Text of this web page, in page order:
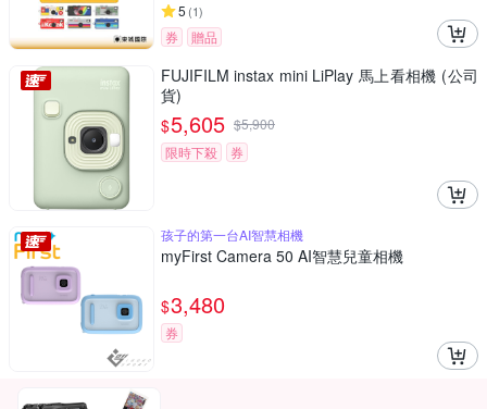
5 (1)
券 贈品
FUJIFILM instax mini LiPlay 馬上看相機 (公司
貨)
$5,605 $5,900
限時下殺
券
孩子的第一台AI智慧相機
myFirst Camera 50 AI智慧兒童相機
$3,480
券